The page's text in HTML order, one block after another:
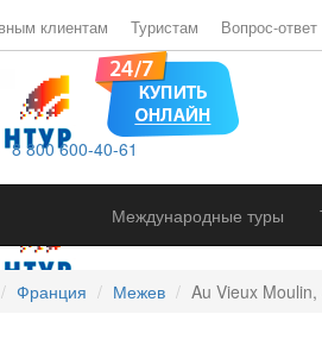
клиентам Туристам Вопрос-ответ
8 800 600-40-61
Международные туры
Франция Межев Au Vieux Moulin,